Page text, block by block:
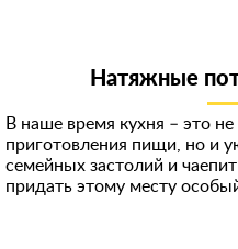
Натяжные
В наше время кухня – это
приготовления пищи, но и
семейных застолий и
придать этому месту